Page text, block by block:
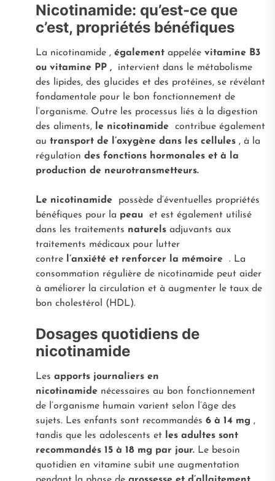
Nicotinamide: qu’est-ce que
c’est, propriétés bénéfiques
La nicotinamide , égalementappelée vitamine B3
ou vitamine PP ,
intervient dans le métabolisme
des lipides, des glucides et des protéines, se révélant
fondamentale pour le bon fonctionnement de
l’organisme. Outre les processus liés à la digestion
des aliments,
le nicotinamide
contribue également
au transport de l’oxygène dans les cellules, à la
régulation des fonctions hormonales et à la
production de neurotransmetteurs.
Le nicotinamide
possède d’éventuelles propriétés
bénéfiques pour la peauet est également utilisé
dans les traitements naturelsadjuvants aux
traitements médicaux pour lutter
contre
l’anxiété et renforcer la mémoire
. La
consommation régulière de nicotinamide peut aider
à améliorer la circulation et à augmenter le taux de
bon cholestérol (HDL).
Dosages quotidiens de
nicotinamide
Les apports journaliers en
nicotinamidenécessaires au bon fonctionnement
de l’organisme humain varient selon l’âge des
sujets. Les enfants sont recommandés 6 à 14 mg ,
tandis que les adolescents et
les adultes sont
recommandés 15 à 18 mg par jour. Le besoin
quotidien en vitamine subit une augmentation